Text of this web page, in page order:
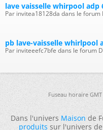
lave vaisselle whirpool adp
Par invitea18128da dans le forum
pb lave-vaisselle whirlpool
Par inviteeefc7bfe dans le forum
Fuseau horaire
Dans l'universMaisonde
produitssur l'univers